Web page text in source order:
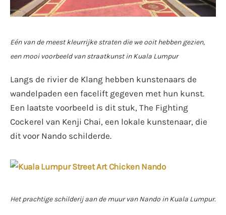
Eén van de meest kleurrijke straten die we ooit hebben gezien,
een mooi voorbeeld van straatkunst in Kuala Lumpur
Langs de rivier de Klang hebben kunstenaars de
wandelpaden een facelift gegeven met hun kunst.
Een laatste voorbeeld is dit stuk, The Fighting
Cockerel van Kenji Chai, een lokale kunstenaar, die
dit voor Nando schilderde.
Het prachtige schilderij aan de muur van Nando in Kuala Lumpur.